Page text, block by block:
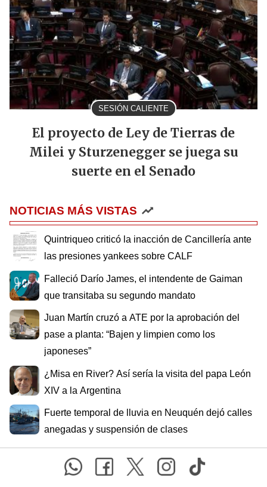
SESIÓN CALIENTE
El proyecto de Ley de Tierras de
Milei y Sturzenegger se juega su
suerte en el Senado
NOTICIAS MÁS VISTAS
Quintriqueo criticó la inacción de Cancillería ante
las presiones yankees sobre CALF
Falleció Darío James, el intendente de Gaiman
que transitaba su segundo mandato
Juan Martín cruzó a ATE por la aprobación del
pase a planta: “Bajen y limpien como los
japoneses”
¿Misa en River? Así sería la visita del papa León
XIV a la Argentina
Fuerte temporal de lluvia en Neuquén dejó calles
anegadas y suspensión de clases